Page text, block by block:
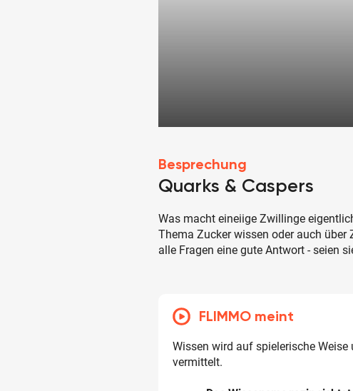
Besprechung
Quarks & Caspers
Was macht eineiige Zwillinge
Thema Zucker wissen oder auch
alle Fragen eine gute Antwort - seien
FLIMMO meint
Wissen wird auf spielerische
vermittelt.